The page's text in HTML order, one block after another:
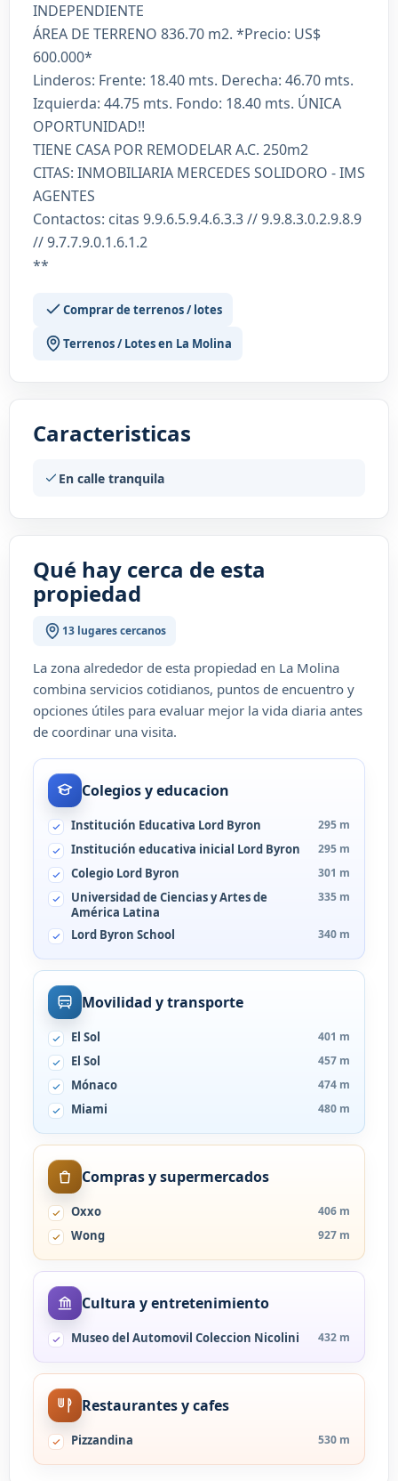
INDEPENDIENTE
ÁREA DE TERRENO 836.70 m2. *Precio: US$
600.000*
Linderos: Frente: 18.40 mts. Derecha: 46.70 mts.
Izquierda: 44.75 mts. Fondo: 18.40 mts. ÚNICA
OPORTUNIDAD!!
TIENE CASA POR REMODELAR A.C. 250m2
CITAS: INMOBILIARIA MERCEDES SOLIDORO - IMS
AGENTES
Contactos: citas 9.9.6.5.9.4.6.3.3 // 9.9.8.3.0.2.9.8.9
// 9.7.7.9.0.1.6.1.2
**
Comprar de terrenos / lotes
Terrenos / Lotes en La Molina
Caracteristicas
En calle tranquila
Qué hay cerca de esta
propiedad
13 lugares cercanos
La zona alrededor de esta propiedad en La Molina
combina servicios cotidianos, puntos de encuentro y
opciones útiles para evaluar mejor la vida diaria antes
de coordinar una visita.
Colegios y educacion
Institución Educativa Lord Byron 295 m
Institución educativa inicial Lord Byron 295 m
Colegio Lord Byron 301 m
Universidad de Ciencias y Artes de
América Latina
335 m
Lord Byron School 340 m
Movilidad y transporte
El Sol 401 m
El Sol 457 m
Mónaco 474 m
Miami 480 m
Compras y supermercados
Oxxo 406 m
Wong 927 m
Cultura y entretenimiento
Museo del Automovil Coleccion Nicolini 432 m
Restaurantes y cafes
Pizzandina 530 m